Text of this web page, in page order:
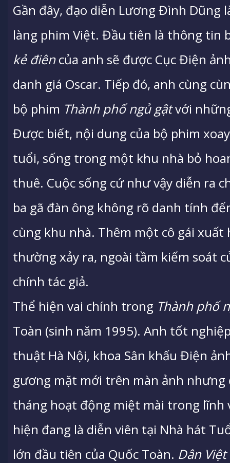
Gần đây, đạo diễn Lương Đình Dũng
làng phim Việt. Đầu tiên là thông tin
kẻ điêncủa anh sẽ được Cục Điện
danh giá Oscar. Tiếp đó, anh cùng
bộ phim Thành phố ngủ gậtvới
Được biết, nội dung của bộ phim
tuổi, sống trong một khu nhà bỏ
thuê. Cuộc sống cứ như vậy diễn ra
ba gã đàn ông không rõ danh tính
cùng khu nhà. Thêm một cô gái
thường xảy ra, ngoài tầm kiểm soát
chính tác giả.
Thể hiện vai chính trong Thành phố
Toàn (sinh năm 1995). Anh tốt
thuật Hà Nội, khoa Sân khấu Điện
gương mặt mới trên màn ảnh
tháng hoạt động miệt mài trong lĩnh
hiện đang là diễn viên tại Nhà hát
lớn đầu tiên của Quốc Toàn. Dân Việt